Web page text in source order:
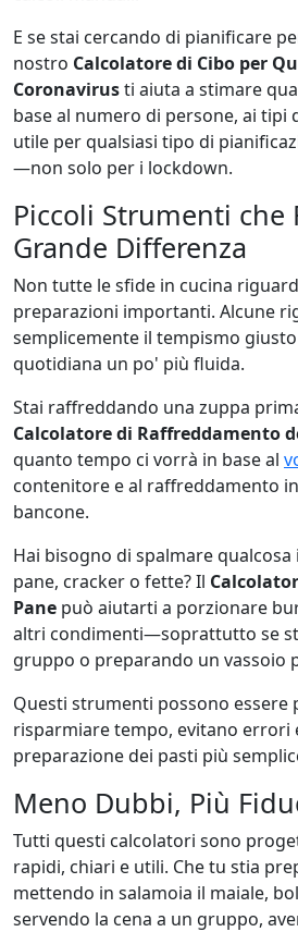
E se stai cercando di pianificare
nostro Calcolatore di Cibo per
Coronavirusti aiuta a stimare
base al numero di persone, ai tipi
utile per qualsiasi tipo di
—non solo per i lockdown.
Piccoli Strumenti che
Grande Differenza
Non tutte le sfide in cucina
preparazioni importanti. Alcune
semplicemente il tempismo
quotidiana un po' più fluida.
Stai raffreddando una zuppa
Calcolatore di Raffreddamento
quanto tempo ci vorrà in base al
contenitore e al raffreddamento
bancone.
Hai bisogno di spalmare
pane, cracker o fette? Il
Pane può aiutarti a porzionare
altri condimenti—soprattutto se
gruppo o preparando un vassoio
Questi strumenti possono essere
risparmiare tempo, evitano errori
preparazione dei pasti più
Meno Dubbi, Più
Tutti questi calcolatori sono
rapidi, chiari e utili. Che tu stia
mettendo in salamoia il maiale,
servendo la cena a un gruppo,